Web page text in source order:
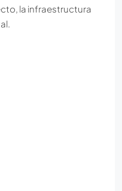
la infraestructura